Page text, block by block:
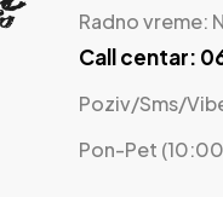
Radno vreme:
Call centar:
Poziv/Sms/
Pon-Pet